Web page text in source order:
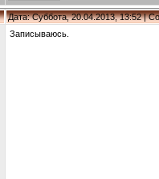
Дата: Суббота, 20.04.2013, 13:52 |
Записываюсь.